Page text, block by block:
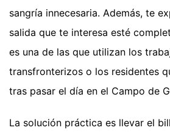
sangría innecesaria. Además, te
salida que te interesa esté
es una de las que utilizan los
transfronterizos o los residentes
tras pasar el día en el Campo de
La solución práctica es llevar el